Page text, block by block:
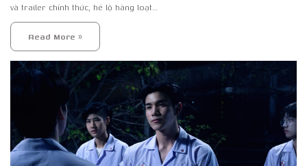
và trailer chính thức, hé lộ hàng loạt…
Read More »